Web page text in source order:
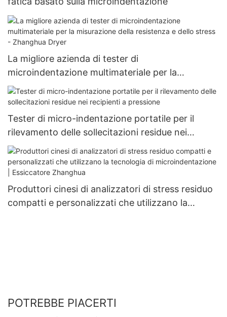
La migliore azienda di tester di
microindentazione multimateriale per la
misurazione della resistenza e dello stress -
Zhanghua Dryer
Tester di micro-indentazione portatile per il
rilevamento delle sollecitazioni residue nei
recipienti a pressione
Produttori cinesi di analizzatori di stress residuo
compatti e personalizzati che utilizzano la
POTREBBE PIACERTI